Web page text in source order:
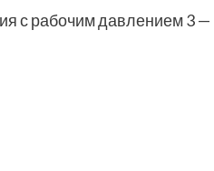
с рабочим давлением 3 —